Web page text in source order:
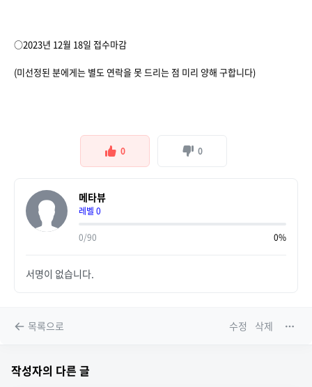
○2023년 12월 18일 접수마감
(미선정된 분에게는 별도 연락을 못 드리는 점 미리 양해 구합니다)
0 0
메타뷰
레벨 0
0/90 0%
서명이 없습니다.
목록으로 수정 삭제
작성자의 다른 글